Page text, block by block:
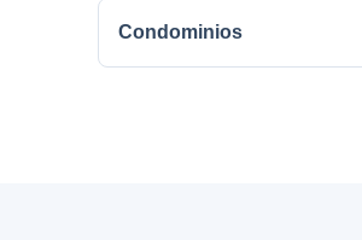
Condominios